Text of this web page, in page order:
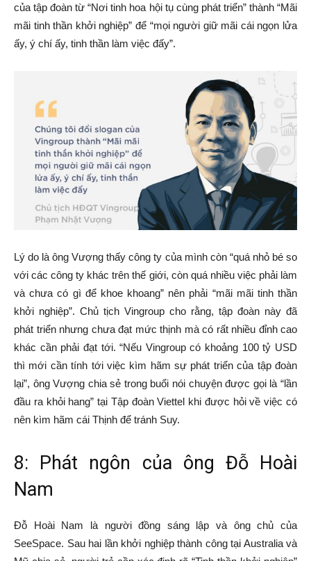
của tập đoàn từ “Nơi tinh hoa hội tụ cùng phát triển” thành “Mãi
mãi tinh thần khởi nghiệp” để “mọi người giữ mãi cái ngọn lửa
ấy, ý chí ấy, tinh thần làm việc đấy”.
Lý do là ông Vượng thấy công ty của mình còn “quá nhỏ bé so
với các công ty khác trên thế giới, còn quá nhiều việc phải làm
và chưa có gì để khoe khoang” nên phải “mãi mãi tinh thần
khởi nghiệp”. Chủ tịch Vingroup cho rằng, tập đoàn này đã
phát triển nhưng chưa đạt mức thịnh mà có rất nhiều đỉnh cao
khác cần phải đạt tới. “Nếu Vingroup có khoảng 100 tỷ USD
thì mới cần tính tới việc kìm hãm sự phát triển của tập đoàn
lại”, ông Vượng chia sẻ trong buổi nói chuyện được gọi là “lần
đầu ra khỏi hang” tại Tập đoàn Viettel khi được hỏi về việc có
nên kìm hãm cái Thịnh để tránh Suy.
8: Phát ngôn của ông Đỗ Hoài
Nam
Đỗ Hoài Nam là người đồng sáng lập và ông chủ của
SeeSpace. Sau hai lần khởi nghiệp thành công tại Australia và